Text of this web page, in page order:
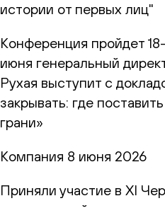
истории от первых лиц"
Конференция пройдет
июня генеральный
Рухая выступит с
закрывать: где
грани»
Компания 8 июня 2026
Приняли участие в XI